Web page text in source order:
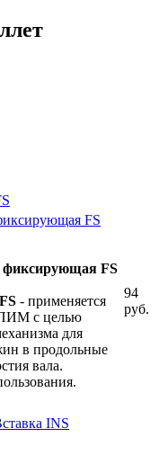
FS
FS
- применяется
ПИМ с целью
для
в продольные
вала.
94
руб.
INS